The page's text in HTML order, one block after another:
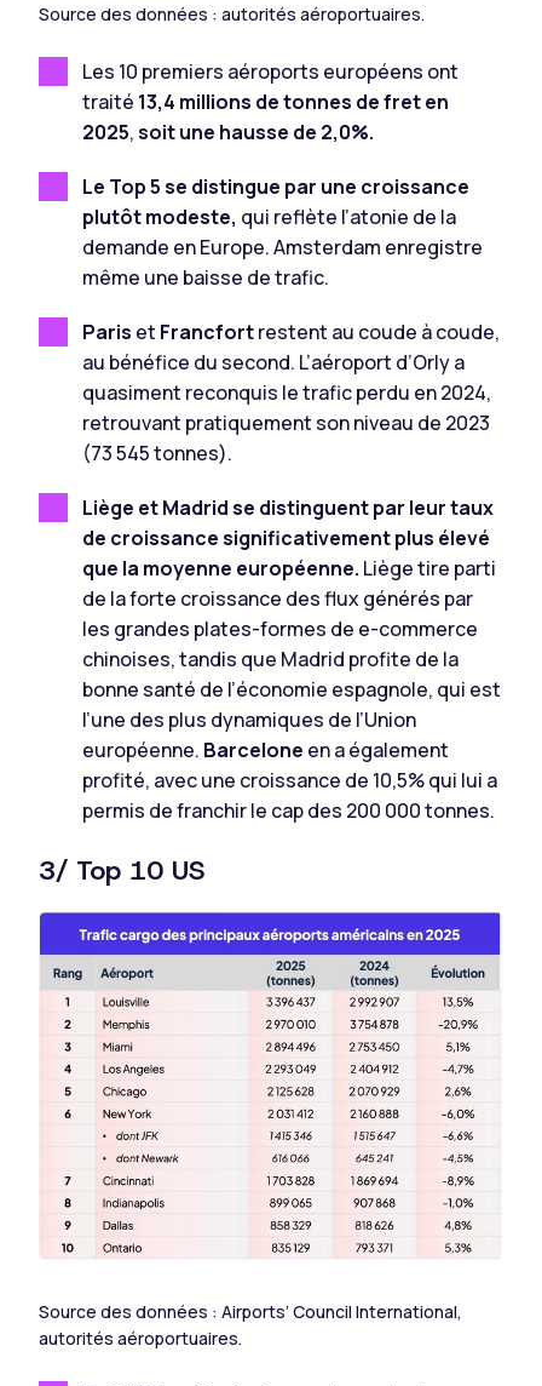
Source des données : autorités aéroportuaires.
Les 10 premiers aéroports européens ont
traité 13,4 millions de tonnes de fret en
2025,soit une hausse de 2,0%.
Le Top 5 se distingue par une croissance
plutôt modeste, qui reflète l’atonie de la
demande en Europe. Amsterdam enregistre
même une baisse de trafic.
Paris et Francfortrestent au coude à coude,
au bénéfice du second. L’aéroport d’Orly a
quasiment reconquis le trafic perdu en 2024,
retrouvant pratiquement son niveau de 2023
(73 545 tonnes).
Liège et Madrid se distinguent par leur taux
de croissance significativement plus élevé
que la moyenne européenne. Liège tire parti
de la forte croissance des flux générés par
les grandes plates-formes de e-commerce
chinoises, tandis que Madrid profite de la
bonne santé de l’économie espagnole, qui est
l’une des plus dynamiques de l’Union
européenne. Barcelone en a également
profité, avec une croissance de 10,5% qui lui a
permis de franchir le cap des 200 000 tonnes.
3/ Top 10 US
Source des données : Airports’ Council International,
autorités aéroportuaires.